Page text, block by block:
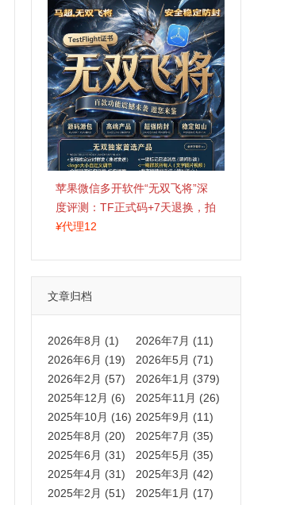
苹果微信多开软件“无双飞将”深
度评测：TF正式码+7天退换，拍
拍卡激活码商城正品保障
¥代理12
文章归档
2026年8月 (1)
2026年7月 (11)
2026年6月 (19)
2026年5月 (71)
2026年2月 (57)
2026年1月 (379)
2025年12月 (6)
2025年11月 (26)
2025年10月 (16) 2025年9月 (11)
2025年8月 (20)
2025年7月 (35)
2025年6月 (31)
2025年5月 (35)
2025年4月 (31)
2025年3月 (42)
2025年2月 (51)
2025年1月 (17)